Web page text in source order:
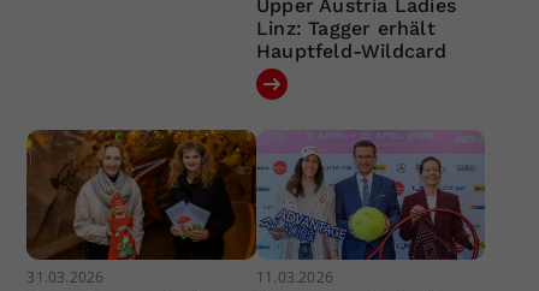
Upper Austria Ladies
Linz: Tagger erhält
Hauptfeld-Wildcard
31.03.2026 11.03.2026